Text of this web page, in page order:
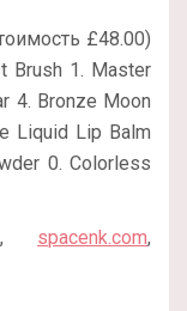
£48.00)
Brush 1. Master
4. Bronze Moon
Liquid Lip Balm
0. Colorless
, spacenk.com,